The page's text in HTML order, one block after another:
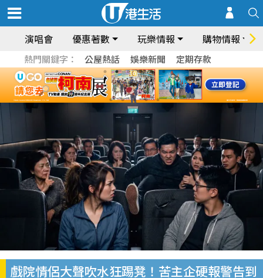
演唱會 優惠著數 玩樂情報 購物情報
熱門關鍵字： 公屋熱話 娛樂新聞 定期存款
戲院情侶大聲吹水狂踢凳！苦主企硬報警告到